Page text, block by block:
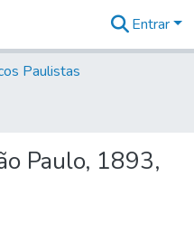
Entrar
Paulistas
Paulo, 1893,